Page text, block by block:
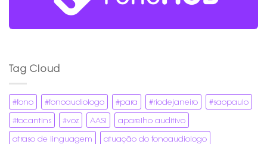
Tag Cloud
#fono #fonoaudiologo #para #riodejaneiro
#saopaulo
#tocantins
#voz AASI
aparelho auditivo
atraso de linguagem
atuação do fonoaudiologo